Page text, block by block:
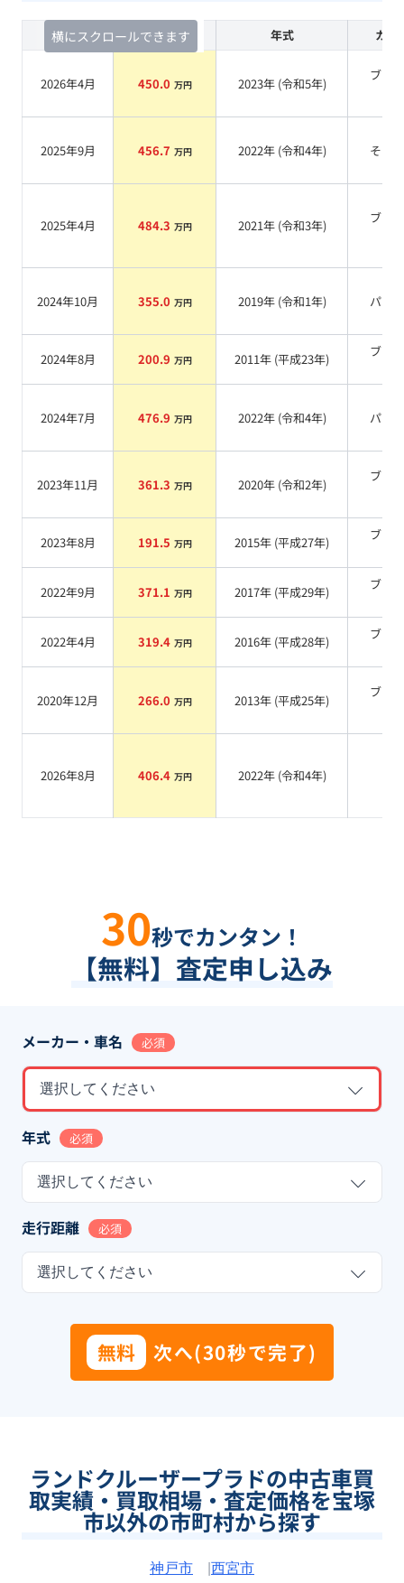
横にスクロールできます
査定時期 セルカ実績 年式 カラ
2026年4月 450.0 万円 2023年 (令和5年)
ブラ
2025年9月 456.7 万円 2022年 (令和4年) その他
2025年4月 484.3 万円 2021年 (令和3年)
ブラ
2024年10月 355.0 万円 2019年 (令和1年) パール
2024年8月 200.9 万円 2011年 (平成23年)
ブラ
2024年7月 476.9 万円 2022年 (令和4年) パール
2023年11月 361.3 万円 2020年 (令和2年)
ブラ
2023年8月 191.5 万円 2015年 (平成27年)
ブラ
2022年9月 371.1 万円 2017年 (平成29年)
ブラ
2022年4月 319.4 万円 2016年 (平成28年)
ブラ
2020年12月 266.0 万円 2013年 (平成25年)
ブラ
2026年8月 406.4 万円 2022年 (令和4年)
30秒でカンタン！
【無料】査定申し込み
メーカー・車名 必須
選択してください
年式 必須
選択してください
走行距離 必須
選択してください
無料 次へ(30秒で完了)
ランドクルーザープラドの中古車買
取実績・買取相場・査定価格を宝塚
市以外の市町村から探す
神戸市 西宮市